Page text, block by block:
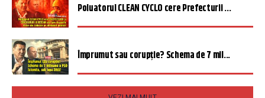
Poluatorul CLEAN CYCLO cere Prefecturii ...
Împrumut sau corupție? Schema de 7 mil...